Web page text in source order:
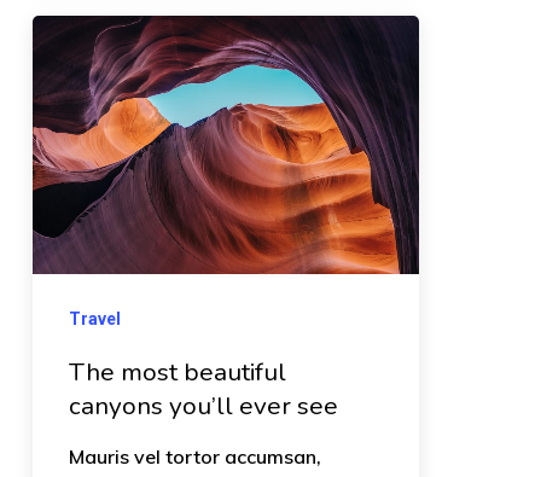
Travel
The most beautiful
canyons you’ll ever see
Mauris vel tortor accumsan,